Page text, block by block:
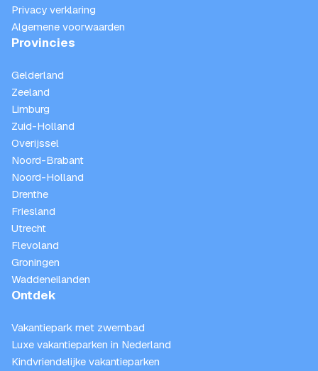
Privacy verklaring
Algemene voorwaarden
Provincies
Gelderland
Zeeland
Limburg
Zuid-Holland
Overijssel
Noord-Brabant
Noord-Holland
Drenthe
Friesland
Utrecht
Flevoland
Groningen
Waddeneilanden
Ontdek
Vakantiepark met zwembad
Luxe vakantieparken in Nederland
Kindvriendelijke vakantieparken